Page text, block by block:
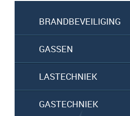
BRANDBEVEILIGING
GASSEN
LASTECHNIEK
GASTECHNIEK